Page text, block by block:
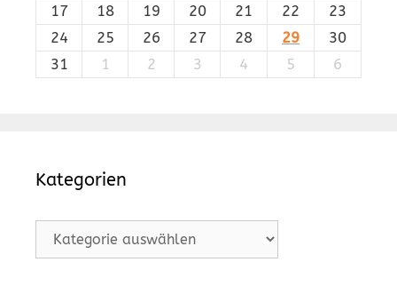
17
18 19 20 21 22
23
24
25 26 27 28 29
30
31
1 2 3 4 5 6
Kategorien
Kategorien